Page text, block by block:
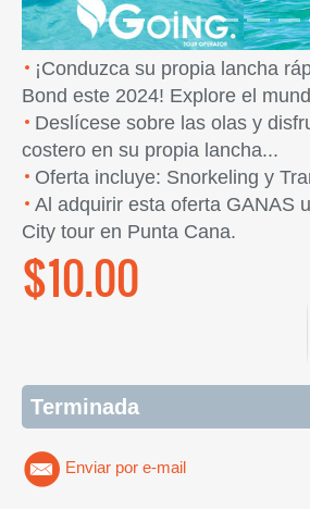
¡Conduzca su propia lancha
Bond este 2024! Explore el
Deslícese sobre las olas y
costero en su propia lancha...
Oferta incluye: Snorkeling y
Al adquirir esta oferta GANAS
City tour en Punta Cana.
$10.00
Terminada
Enviar por e-mail